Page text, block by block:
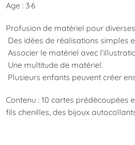
Age : 3·6
Profusion de matériel pour
Des idées de réalisations simples
Associer le matériel avec
Une multitude de matériel.
Plusieurs enfants peuvent créer
Contenu : 10 cartes prédécoupées
fils chenilles, des bijoux